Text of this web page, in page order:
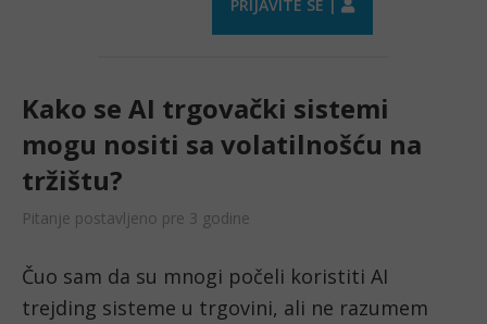
PRIJAVITE SE |
Kako se AI trgovački sistemi
mogu nositi sa volatilnošću na
tržištu?
Pitanje postavljeno pre 3 godine
Čuo sam da su mnogi počeli koristiti AI
trejding sisteme u trgovini, ali ne razumem